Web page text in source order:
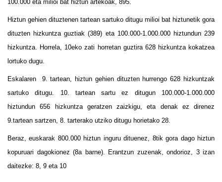
100.000 eta milioi bat hiztun artekoak, 895.
Hiztun gehien dituztenen tartean sartuko ditugu milioi bat hiztunetik gora
dituzten hizkuntza guztiak (389) eta 100.000-1.000.000 hiztundun 239
hizkuntza. Horrela, 10eko zati horretan guztira 628 hizkuntza kokatzea
lortuko dugu.
Eskalaren 9. tartean, hiztun gehien dituzten hurrengo 628 hizkuntzak
sartuko ditugu. 10. tartean sartu ez ditugun 100.000-1.000.000
hiztundun 656 hizkuntza geratzen zaizkigu, eta denak ez direnez
9.tartean sartzen, 8. tarterako utziko ditugu horietako 28.
Beraz, euskarak 800.000 hiztun inguru dituenez, 8tik gora dago hiztun
kopuruari dagokionez (8a barne). Erantzun zuzenak, ondorioz, 3 izan
daitezke: 8, 9 eta 10